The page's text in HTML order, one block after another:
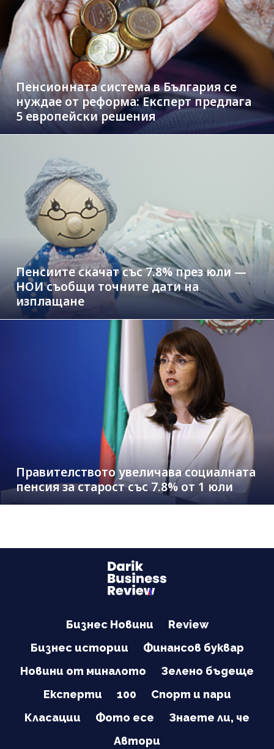
Пенсионната система в България се
нуждае от реформа: Експерт предлага
5 европейски решения
Пенсиите скачат със 7.8% през юли —
НОИ съобщи точните дати на
изплащане
Правителството увеличава социалната
пенсия за старост със 7.8% от 1 юли
Бизнес Новини
Review
Бизнес истории
Финансов буквар
Новини от миналото
Зелено бъдеще
Експерти
100
Спорт и пари
Класации
Фото есе
Знаете ли, че
Автори